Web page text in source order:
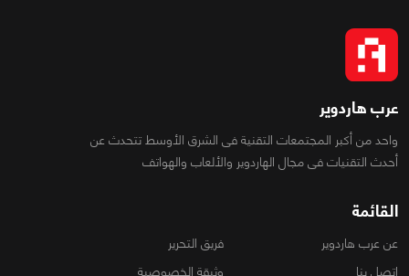
عرب هاردوير
واحد من أكبر المجتمعات التقنية فى الشرق الأوسط تتحدث عن
أحدث التقنيات فى مجال الهاردوير والألعاب والهواتف
القائمة
عن عرب هاردوير
فريق التحرير
اتصل بنا
وثيقة الخصوصية